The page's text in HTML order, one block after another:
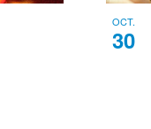
OCT.
30